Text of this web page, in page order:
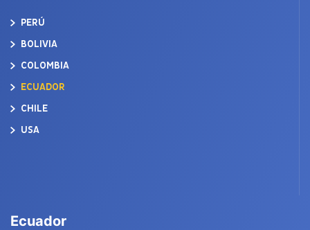
PERÚ
BOLIVIA
COLOMBIA
ECUADOR
CHILE
USA
Ecuador